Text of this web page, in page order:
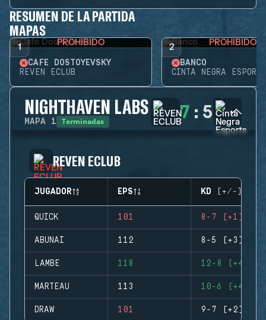
RESUMEN DE LA PARTIDA
MAPAS
1 PROHIBIDO
CAFÉ DOSTOYEVSKY
REVEN ECLUB
2 PROHIBIDO
BANCO
CINTA NEGRA ESPORTS
NIGHTHAVEN LABS
MAPA 1 Terminadas 7 : 5
REVEN ECLUB
JUGADOR EPS KD (+/-)
QUICK 101 8-7 (+1)
ABUNAI 112 8-5 (+3)
LAMBE 118 12-8 (+4)
MARTEAU 113 10-6 (+4)
DRAW 101 9-7 (+2)